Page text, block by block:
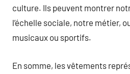
culture. Ils peuvent montrer
l’échelle sociale, notre métier,
musicaux ou sportifs.
En somme, les vêtements